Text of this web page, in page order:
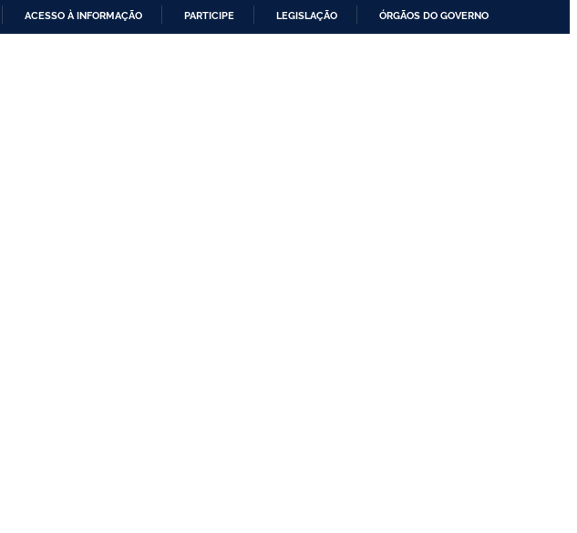
ACESSO À INFORMAÇÃO PARTICIPE LEGISLAÇÃO ÓRGÃOS DO GOVERNO